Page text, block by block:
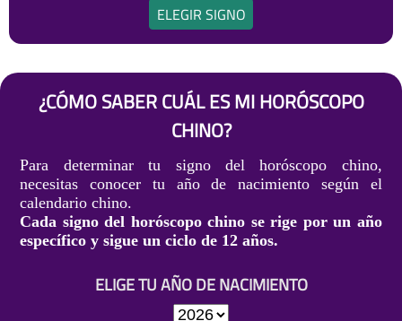
ELEGIR SIGNO
¿CÓMO SABER CUÁL ES MI HORÓSCOPO
CHINO?
Para determinar tu signo del horóscopo chino,
necesitas conocer tu año de nacimiento según el
calendario chino.
Cada signo del horóscopo chino se rige por un año
específico y sigue un ciclo de 12 años.
ELIGE TU AÑO DE NACIMIENTO